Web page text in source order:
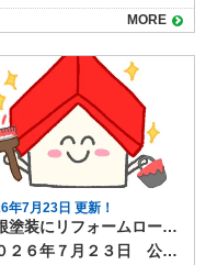
MORE
年7月23日 更新！
屋根塗装にリフォームローンは使える？資金面で後悔しないための注意点とは
２０２６年７月２３日 公開 屋根塗装は住まいを長持ちさせるために欠かせない工事です。 しかし工事にはまとまった費用が必要になるため、「いますぐ資金が用意できない」「リフォームローンを使いたい」と考える方も少なくありません。結論からいえば、屋根塗装でもリフォームローンの利用は可能です。借入時にはいくつかの注意点があり事前に知っておくと安心できます。 この記事では、屋根塗装にリフォームローンを活用できる理由や、ローン選びのポイント、契約時に確認すべき注意点について解説します。 目次屋根塗装にリフォームローンが使える理由屋根塗装でリフォームローンを利用する際の注意点1. 金利と返済期間を事前に確認する2. 工事内容がローンの対象になるかを確認する3. 業者がローン対応しているかも要チェック4. 審査には事前準備が必要屋根塗装にリフォームローンは有効な選択肢。計画的な利用が安心のカギ 屋根塗装にリフォームローンが使える理由 リフォームローンとは、自宅の改修・修繕・増築などに使える専用のローンです。屋根塗装は「住宅の維持に必要なメンテナンス」として位置づけられているため、金融機関のほとんどがリフォームローンの対象工事に含めています。 以下のようなケースでは、リフォームローンが有効です。 築10～15年で塗り替えが必要になったが、手元資金に余裕がない 雨漏りが不安なため、早めに塗装しておきたい 足場を組むので、屋根と外壁をまとめて塗装したい 劣化が進んでおり、放置すれば工事費が高くなる恐れがある 資金がないからと工事を先延ばしにして状態が悪化するよりも、ローンを使って早期対応するほうがトータルコストを抑えられるケースも多いため、リフォームローンを使うことは、資金計画のひとつとして有効な手段といえるでしょう。 屋根塗装でリフォームローンを利用する際の注意点 屋根塗装にリフォームローンを使う際は、いくつかの注意点もあります。 以下のポイントを押さえておきましょう。 1. 金利と返済期間を事前に確認する リフォームローンには「無担保型（保証人・担保不要）」「有担保型（住宅を担保にする）」の2種類があります。無担保型は手軽ですが金利がやや高めで返済期間も短めです。 一方、有担保型は低金利で長期返済が可能ですが、審査には時間がかかるため、急ぎ工事が必要な場合には不向きなケースがあります。 ご自身の資金状況や必要な工事スケジュールに応じて選ぶことが大切です。 2. 工事内容がローンの対象になるかを確認する 金融機関によっては、塗装工事のうち「美観目的の部分」は対象外とされる場合があります。屋根の遮熱塗装やデザイン性重視の塗料などを希望する場合は、契約前に工事内容と見積書を提出して、ローン対象範囲を確認しておきましょう。 3. 業者がローン対応しているかも要チェック 一部の塗装業者では、提携ローンや信販会社を通じた分割払いサービスを提供していることがあります。金融機関の審査よりも柔軟で、金利や手数料も比較的わかりやすいのが特徴です。 金利が高めに設定されている場合もあるため、複数のローンと比較して総支払額をチェックしておくと安心です。 4. 審査には事前準備が必要 リフォームローンには借入のための審査があり、本人確認書類・収入証明・工事見積書などが必要です。また、申し込みから融資実行までに1週間〜3週間程度かかることが多く、「急ぎで塗装が必要」な場合はスケジュールに余裕を持つことが大切です。 屋根塗装にリフォームローンは有効な選択肢。計画的な利用が安心のカギ 屋根塗装は住宅を守るための重要なメンテナンスであり、資金の準備が難しい場合はリフォームローンの利用が有用になるケースもあります。。資金の不安から必要な工事を先延ばしにすると、雨漏りなどの被害につながり、結果的に修繕費がかさんでしまうこともありますので、適切なタイミングで工事を行うことが重要です。 リフォームローンをうまく活用すれば、タイミングを逃さず屋根塗装を行うことができ、結果的に賢い判断になるケースがあります。 塗り達では、提携ローンのご紹介が可能です。資金計画に不安がある場合は、工事前にご相談ください。